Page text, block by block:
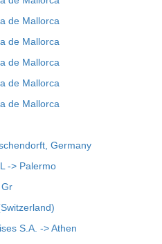
de Mallorca
de Mallorca
de Mallorca
de Mallorca
de Mallorca
Germany
-> Palermo
S.A. -> Athen